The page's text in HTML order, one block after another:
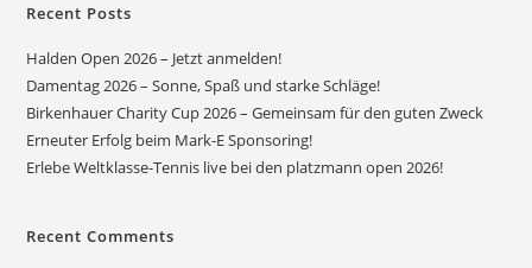
Recent Posts
Halden Open 2026 – Jetzt anmelden!
Damentag 2026 – Sonne, Spaß und starke Schläge!
Birkenhauer Charity Cup 2026 – Gemeinsam für den guten Zweck
Erneuter Erfolg beim Mark-E Sponsoring!
Erlebe Weltklasse-Tennis live bei den platzmann open 2026!
Recent Comments